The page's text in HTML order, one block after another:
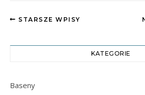
STARSZE WPISY
KATEGORIE
Baseny